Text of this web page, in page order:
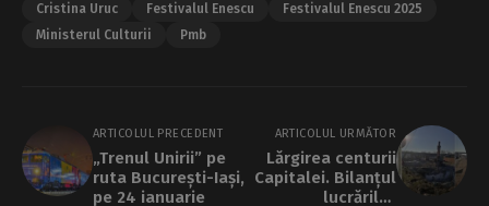
Cristina Uruc
Festivalul Enescu
Festivalul Enescu 2025
Ministerul Culturii
Pmb
ARTICOLUL PRECEDENT
„Trenul Unirii” pe
ruta București-Iași,
pe 24 ianuarie
ARTICOLUL URMĂTOR
Lărgirea centurii
Capitalei. Bilanțul
lucrărilor